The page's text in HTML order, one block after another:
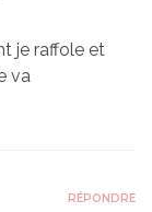
je raffole et
va
RÉPONDRE